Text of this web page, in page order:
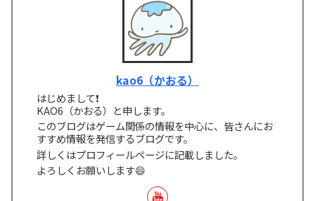
kao6（かおる）
はじめまして❗
KAO6（かおる）と申します。
このブログはゲーム関係の情報を中心に、皆さんにお
すすめ情報を発信するブログです。
詳しくはプロフィールページに記載しました。
よろしくお願いします😄